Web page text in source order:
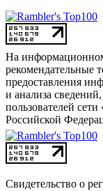
На
рекомендательные
предоставления
и анализа
пользователей
Российской
Свидетельство о